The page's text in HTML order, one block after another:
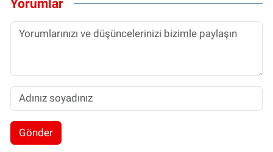
Yorumlar
Gönder